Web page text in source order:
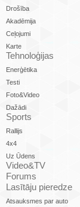
Drošība
Akadēmija
Ceļojumi
Karte
Tehnoloģijas
Enerģētika
Testi
Foto&Video
Dažādi
Sports
Rallijs
4x4
Uz Ūdens
Video&TV
Forums
Lasītāju pieredze
Atsauksmes par auto